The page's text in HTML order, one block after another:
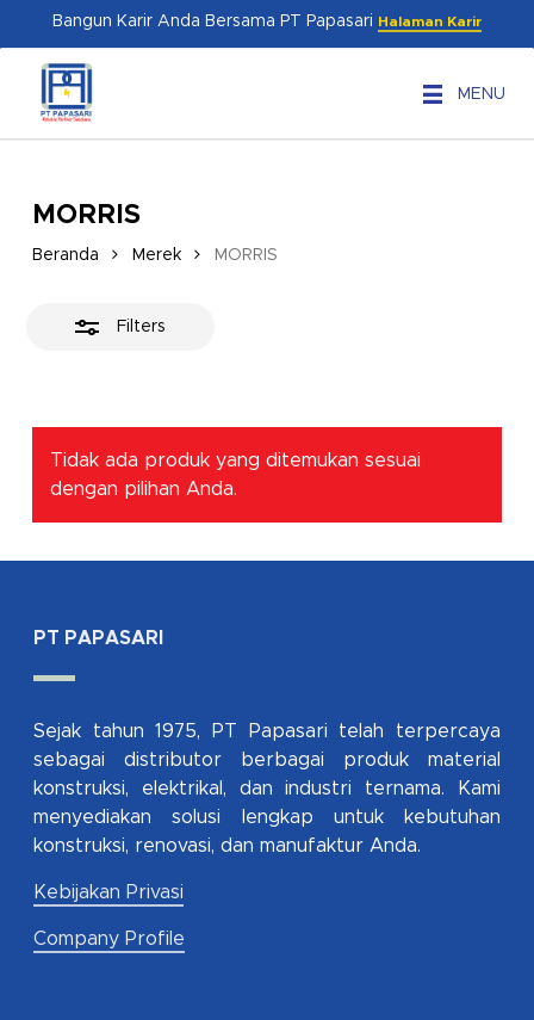
content
Bangun Karir Anda Bersama PT Papasari Halaman Karir
MENU
MORRIS
Beranda Merek MORRIS
Filters
Close
Tidak ada produk yang ditemukan sesuai
dengan pilihan Anda.
PT PAPASARI
Sejak tahun 1975, PT Papasari telah terpercaya
sebagai distributor berbagai produk material
konstruksi, elektrikal, dan industri ternama. Kami
menyediakan solusi lengkap untuk kebutuhan
konstruksi, renovasi, dan manufaktur Anda.
Kebijakan Privasi
Company Profile
Menu